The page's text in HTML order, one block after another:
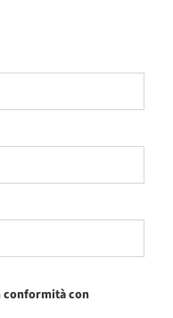
conformità con